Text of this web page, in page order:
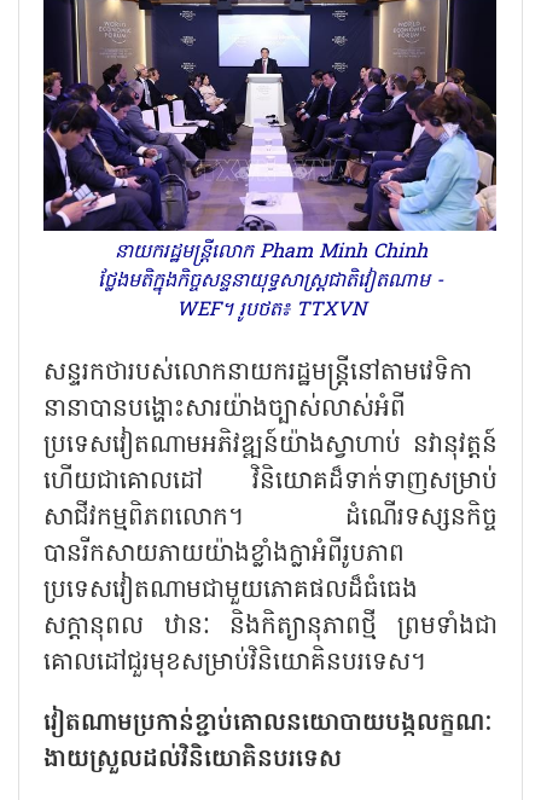
នាយករដ្ឋមន្ត្រីលោក Pham Minh Chinh
ថ្លែងមតិក្នុងកិច្ចសន្ទនាយុទ្ធសាស្ត្រជាតិវៀតណាម -
WEF។ រូបថត៖ TTXVN
សន្ទរកថារបស់លោកនាយករដ្ឋមន្ត្រីនៅតាមវេទិកា
នានាបានបង្ហោះសារយ៉ាងច្បាស់លាស់អំពី
ប្រទេសវៀតណាមអភិវឌ្ឍន៍យ៉ាងស្វាហាប់ នវានុវត្តន៍
ហើយជាគោលដៅ វិនិយោគដ៏ទាក់ទាញសម្រាប់
សាជីវកម្មពិភពលោក។ ដំណើរទស្សនកិច្ច
បានរីកសាយភាយយ៉ាងខ្លាំងក្លាអំពីរូបភាព
ប្រទេសវៀតណាមជាមួយភោគផលដ៏ធំធេង
សក្តានុពល ឋានៈ និងកិត្យានុភាពថ្មី ព្រមទាំងជា
គោលដៅជួរមុខសម្រាប់វិនិយោគិនបរទេស។
វៀតណាមប្រកាន់ខ្ជាប់គោលនយោបាយបង្កលក្ខណៈ
ងាយស្រួលដល់វិនិយោគិនបរទេស